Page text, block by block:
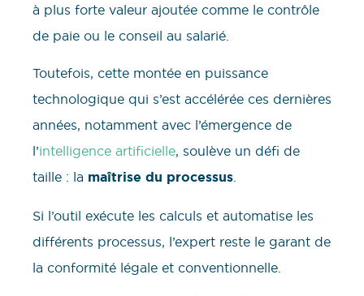
à plus forte valeur ajoutée comme le contrôle
de paie ou le conseil au salarié.
Toutefois, cette montée en puissance
technologique qui s’est accélérée ces dernières
années, notamment avec l’émergence de
l’intelligence artificielle, soulève un défi de
taille : la maîtrise du processus.
Si l’outil exécute les calculs et automatise les
différents processus, l’expert reste le garant de
la conformité légale et conventionnelle.